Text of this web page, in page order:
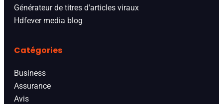
Générateur de titres d'articles viraux
Hdfever media blog
Catégories
Business
Assurance
Avis